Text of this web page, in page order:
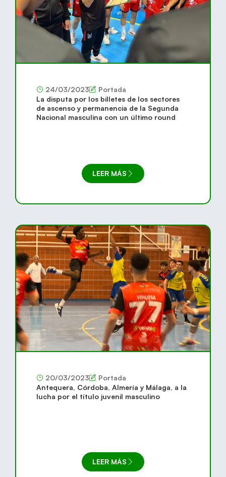
24/03/2023
Portada
La disputa por los billetes de los sectores
de ascenso y permanencia de la Segunda
Nacional masculina con un último round
LEER MÁS
20/03/2023
Portada
Antequera, Córdoba, Almería y Málaga, a la
lucha por el título juvenil masculino
LEER MÁS